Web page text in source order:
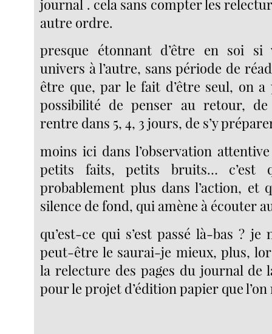
journal . cela sans compter les
autre ordre.
presque étonnant d’être en soi si
univers à l’autre, sans période de
être que, par le fait d’être seul, on
possibilité de penser au retour, de
rentre dans 5, 4, 3 jours, de s’y
moins ici dans l’observation
petits faits, petits bruits… c’est
probablement plus dans l’action, et
silence de fond, qui amène à écouter
qu’est-ce qui s’est passé là-bas ? je
peut-être le saurai-je mieux, plus,
la relecture des pages du journal de
pour le projet d’édition papier que